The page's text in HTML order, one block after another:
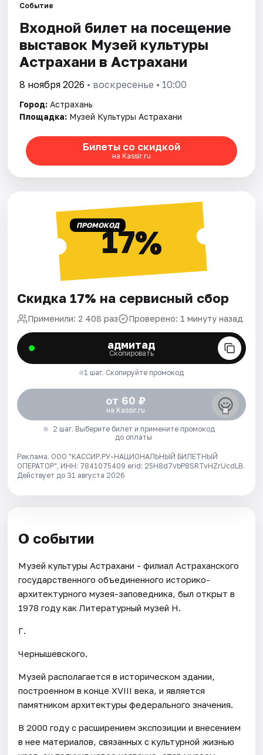
Событие
Входной билет на посещение
выставок Музей культуры
Астрахани в Астрахани
8 ноября 2026 • воскресенье • 10:00
Город: Астрахань
Площадка: Музей Культуры Астрахани
Билеты со скидкой
на Kassir.ru
ПРОМОКОД17%
Скидка 17% на сервисный сбор
Применили: 2 408 раз Проверено: 1 минуту назад
адмитад
Скопировать
1 шаг. Скопируйте промокод
от 60 ₽
на Kassir.ru
2 шаг. Выберите билет и примените промокод
до оплаты
Реклама. ООО "КАССИР.РУ-НАЦИОНАЛЬНЫЙ БИЛЕТНЫЙ
ОПЕРАТОР", ИНН: 7841075409 erid: 25H8d7vbP8SRTvHZrUcdLB.
Действует до 31 августа 2026
О событии
Музей культуры Астрахани - филиал Астраханского
государственного объединенного историко-
архитектурного музея-заповедника, был открыт в
1978 году как Литературный музей Н.
Г.
Чернышевского.
Музей располагается в историческом здании,
построенном в конце XVIII века, и является
памятником архитектуры федерального значения.
В 2000 году с расширением экспозиции и внесением
в нее материалов, связанных с культурной жизнью